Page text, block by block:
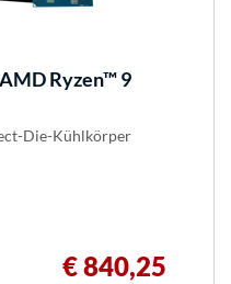
Ryzen™ 9
Die-Kühlkörper
€ 840,25